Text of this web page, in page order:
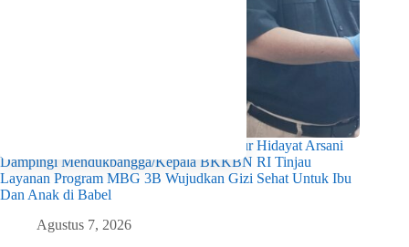
Pastikan Kualitas Gizi Terpenuhi, Gubernur Hidayat Arsani
Dampingi Mendukbangga/Kepala BKKBN RI Tinjau
Layanan Program MBG 3B Wujudkan Gizi Sehat Untuk Ibu
Dan Anak di Babel
Agustus 7, 2026